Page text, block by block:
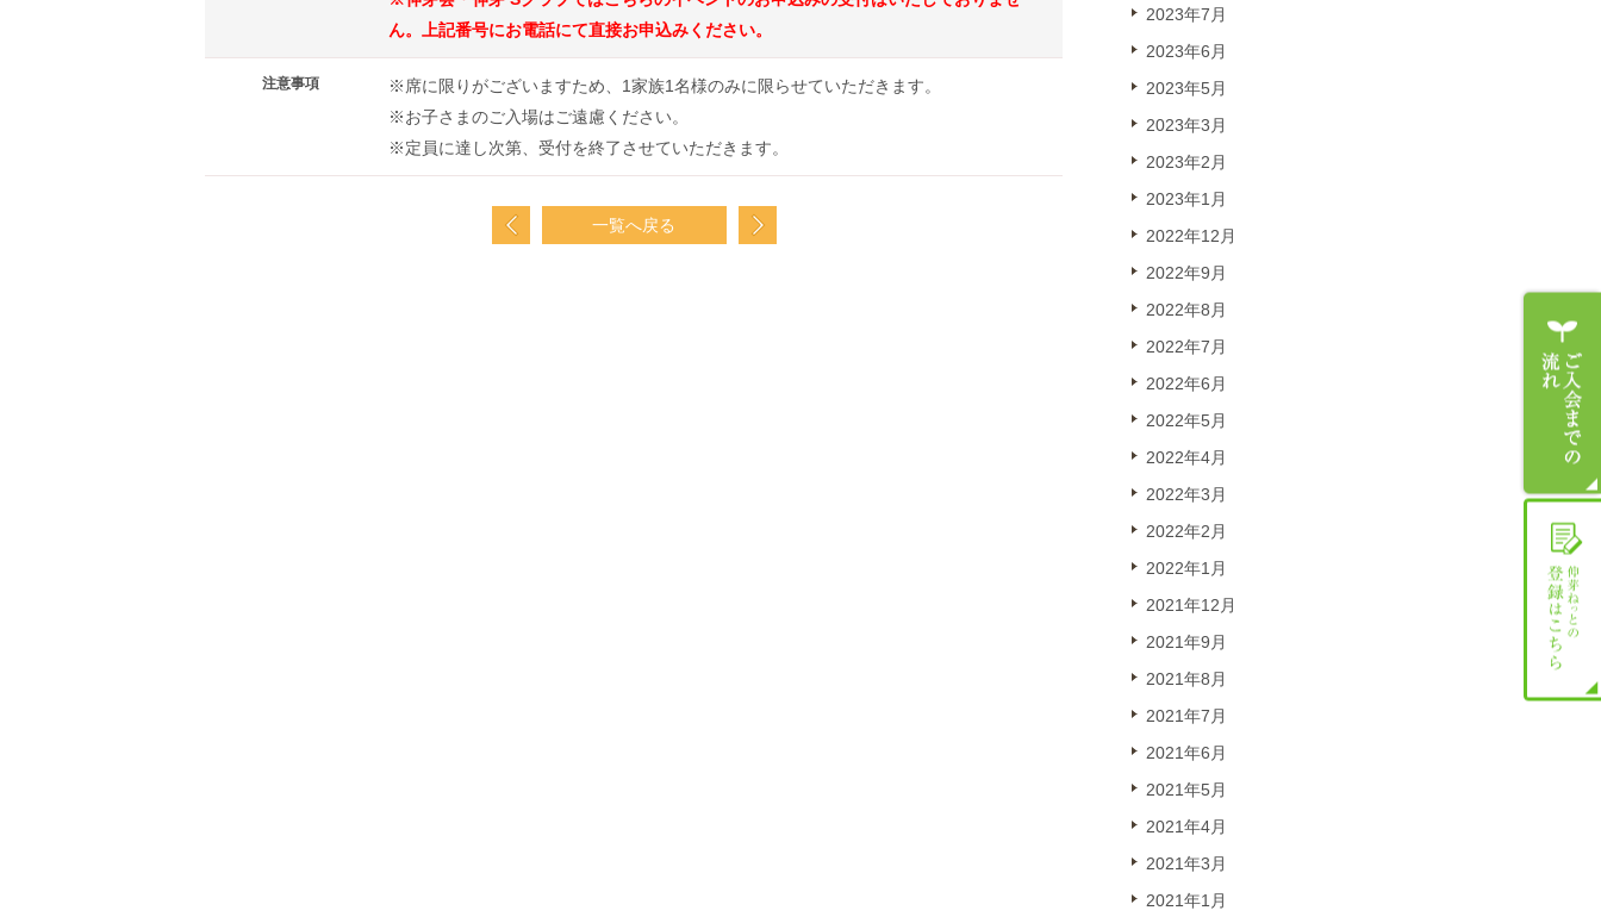
ん。上記番号にお電話にて直接お申込みください。
注意事項
※席に限りがございますため、1家族1名様のみに限らせていただきます。
※お子さまのご入場はご遠慮ください。
※定員に達し次第、受付を終了させていただきます。
一覧へ戻る
2023年7月
2023年6月
2023年5月
2023年3月
2023年2月
2023年1月
2022年12月
2022年9月
2022年8月
2022年7月
2022年6月
2022年5月
2022年4月
2022年3月
2022年2月
2022年1月
2021年12月
2021年9月
2021年8月
2021年7月
2021年6月
2021年5月
2021年4月
2021年3月
2021年1月